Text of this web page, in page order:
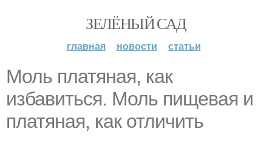
ЗЕЛЁНЫЙ САД
главная новости статьи
Моль платяная, как
избавиться. Моль пищевая и
платяная, как отличить